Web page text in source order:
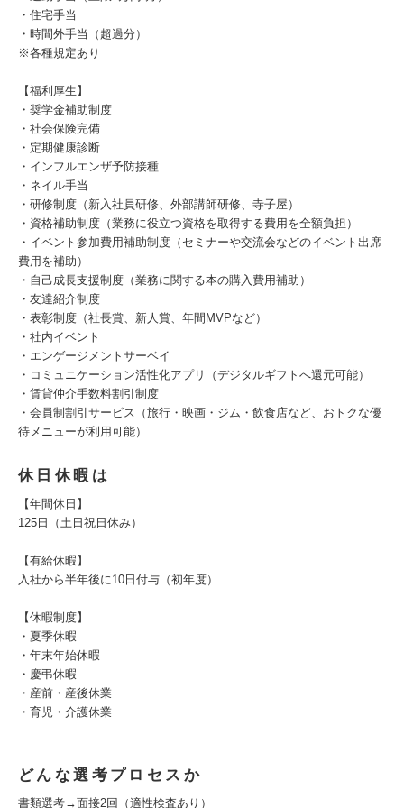
・住宅手当
・時間外手当（超過分）
※各種規定あり
【福利厚生】
・奨学金補助制度
・社会保険完備
・定期健康診断
・インフルエンザ予防接種
・ネイル手当
・研修制度（新入社員研修、外部講師研修、寺子屋）
・資格補助制度（業務に役立つ資格を取得する費用を全額負担）
・イベント参加費用補助制度（セミナーや交流会などのイベント出席
費用を補助）
・自己成長支援制度（業務に関する本の購入費用補助）
・友達紹介制度
・表彰制度（社長賞、新人賞、年間MVPなど）
・社内イベント
・エンゲージメントサーベイ
・コミュニケーション活性化アプリ（デジタルギフトへ還元可能）
・賃貸仲介手数料割引制度
・会員制割引サービス（旅行・映画・ジム・飲食店など、おトクな優
待メニューが利用可能）
休日休暇は
【年間休日】
125日（土日祝日休み）
【有給休暇】
入社から半年後に10日付与（初年度）
【休暇制度】
・夏季休暇
・年末年始休暇
・慶弔休暇
・産前・産後休業
・育児・介護休業
どんな選考プロセスか
書類選考→面接2回（適性検査あり）